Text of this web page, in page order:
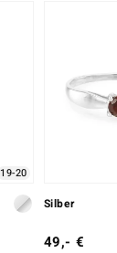
19-20
Silber
49,- €